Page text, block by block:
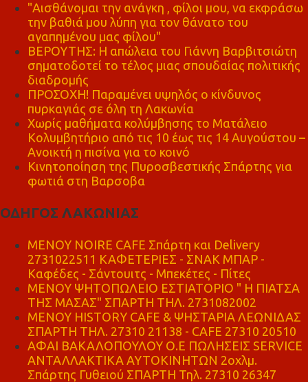
"Αισθάνομαι την ανάγκη , φίλοι μου, να εκφράσω
την βαθιά μου λύπη για τον θάνατο του
αγαπημένου μας φίλου"
ΒΕΡΟΥΤΗΣ: Η απώλεια του Γιάννη Βαρβιτσιώτη
σηματοδοτεί το τέλος μιας σπουδαίας πολιτικής
διαδρομής
ΠΡΟΣΟΧΗ! Παραμένει υψηλός ο κίνδυνος
πυρκαγιάς σε όλη τη Λακωνία
Χωρίς μαθήματα κολύμβησης το Ματάλειο
Κολυμβητήριο από τις 10 έως τις 14 Αυγούστου –
Ανοικτή η πισίνα για το κοινό
Κινητοποίηση της Πυροσβεστικής Σπάρτης για
φωτιά στη Βαρσοβα
ΟΔΗΓΟΣ ΛΑΚΩΝΙΑΣ
MENOY NOIRE CAFE Σπάρτη και Delivery
2731022511 ΚΑΦΕΤΕΡΙΕΣ - ΣΝΑΚ ΜΠΑΡ -
Καφέδες - Σάντουιτς - Μπεκέτες - Πίτες
ΜΕΝΟΥ ΨΗΤΟΠΩΛΕΙΟ ΕΣΤΙΑΤΟΡΙΟ " Η ΠΙΑΤΣΑ
ΤΗΣ ΜΑΣΑΣ" ΣΠΑΡΤΗ ΤΗΛ. 2731082002
ΜΕΝΟΥ HISTORY CAFE & ΨΗΣΤΑΡΙΑ ΛΕΩΝΙΔΑΣ
ΣΠΑΡΤΗ ΤΗΛ. 27310 21138 - CAFE 27310 20510
ΑΦΑΙ ΒΑΚΑΛΟΠΟΥΛΟΥ Ο.Ε ΠΩΛΗΣΕΙΣ SERVICE
ΑΝΤΑΛΛΑΚΤΙΚΑ ΑΥΤΟΚΙΝΗΤΩΝ 2οχλμ.
Σπάρτης Γυθειού ΣΠΑΡΤΗ Τηλ. 27310 26347